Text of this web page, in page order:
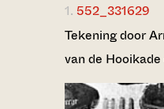
1. 552_331629
Tekening door
van de